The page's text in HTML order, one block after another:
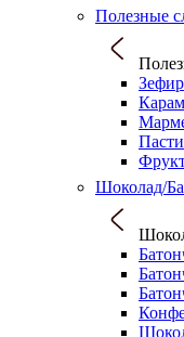
Полезные
Зефир
Шоколад/